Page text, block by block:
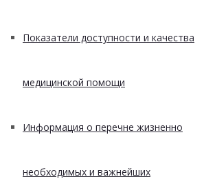
Показатели доступности и качества
медицинской помощи
Информация о перечне жизненно
необходимых и важнейших